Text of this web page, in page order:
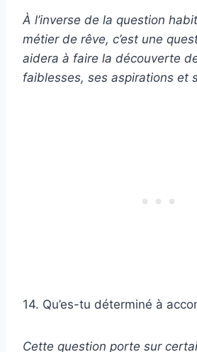
À l’inverse de la question
métier de rêve, c’est une
aidera à faire la découverte
faiblesses, ses aspirations et
14. Qu’es-tu déterminé à
Cette question porte sur